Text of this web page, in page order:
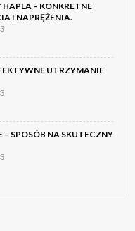
– KONKRETNE
I NAPRĘŻENIA.
UTRZYMANIE
– SPOSÓB NA SKUTECZNY